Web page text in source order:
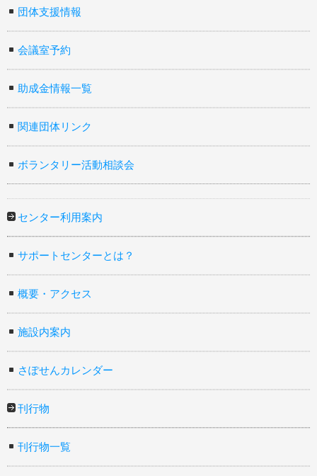
団体支援情報
会議室予約
助成金情報一覧
関連団体リンク
ボランタリー活動相談会
センター利用案内
サポートセンターとは？
概要・アクセス
施設内案内
さぽせんカレンダー
刊行物
刊行物一覧